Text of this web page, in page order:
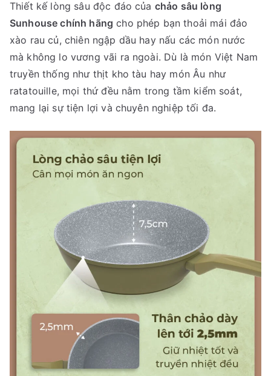
Thiết kế lòng sâu độc đáo của chảo sâu lòng
Sunhouse chính hãng cho phép bạn thoải mái đảo
xào rau củ, chiên ngập dầu hay nấu các món nước
mà không lo vương vãi ra ngoài. Dù là món Việt Nam
truyền thống như thịt kho tàu hay món Âu như
ratatouille, mọi thứ đều nằm trong tầm kiểm soát,
mang lại sự tiện lợi và chuyên nghiệp tối đa.